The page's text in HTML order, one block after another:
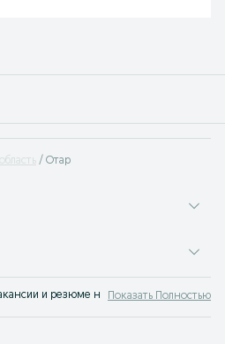
Отар
и резюме на OLX.kz. Множество
Показать Полностью